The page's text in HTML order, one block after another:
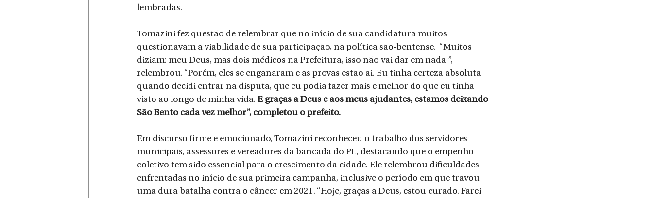
lembradas.
Tomazini fez questão de relembrar que no início de sua candidatura muitos
questionavam a viabilidade de sua participação, na política são-bentense.  “Muitos
diziam: meu Deus, mas dois médicos na Prefeitura, isso não vai dar em nada!”,
relembrou. “Porém, eles se enganaram e as provas estão ai. Eu tinha certeza absoluta
quando decidi entrar na disputa, que eu podia fazer mais e melhor do que eu tinha
visto ao longo de minha vida. E graças a Deus e aos meus ajudantes, estamos deixando
São Bento cada vez melhor”, completou o prefeito.
Em discurso firme e emocionado, Tomazini reconheceu o trabalho dos servidores
municipais, assessores e vereadores da bancada do PL, destacando que o empenho
coletivo tem sido essencial para o crescimento da cidade. Ele relembrou dificuldades
enfrentadas no início de sua primeira campanha, inclusive o período em que travou
uma dura batalha contra o câncer em 2021. “Hoje, graças a Deus, estou curado. Farei